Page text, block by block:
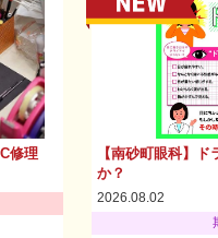
修理
【南砂町眼科】
か？
2026.08.02